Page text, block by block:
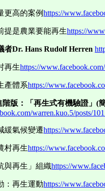
更高的案例https://
提是農業要能再生https://
者Dr. Hans Rudolf Herren
再生https://
產體系https://
版：「再生式有機驗證」 (
warren.kuo.5/posts/
緩氣候變遷https://
村再生https://
與再生」組織https://
：再生運動https://